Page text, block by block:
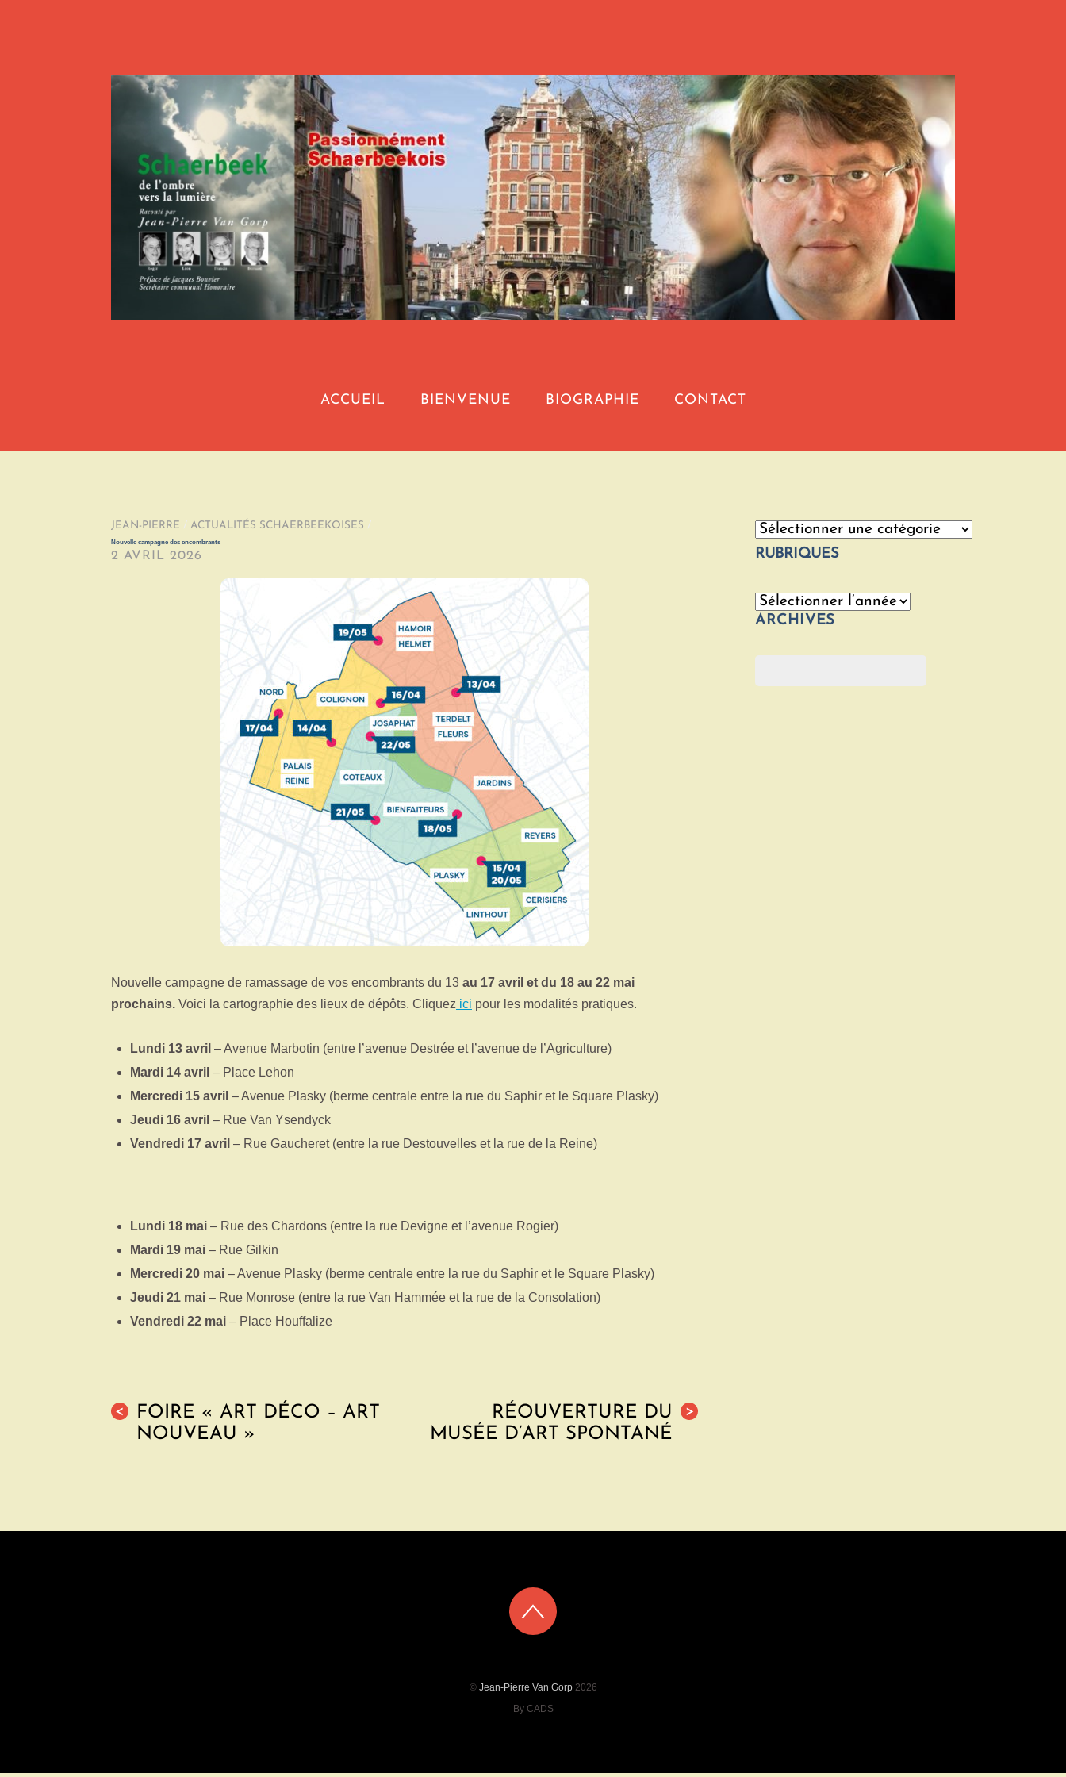
ACCUEIL BIENVENUE BIOGRAPHIE CONTACT
JEAN-PIERRE / ACTUALITÉS SCHAERBEEKOISES /
Nouvelle campagne des encombrants
2 AVRIL 2026
Nouvelle campagne de ramassage de vos encombrants du 13 au 17 avril et du 18 au 22 mai
prochains. Voici la cartographie des lieux de dépôts. Cliquez ici pour les modalités pratiques.
Lundi 13 avril – Avenue Marbotin (entre l’avenue Destrée et l’avenue de l’Agriculture)
Mardi 14 avril – Place Lehon
Mercredi 15 avril – Avenue Plasky (berme centrale entre la rue du Saphir et le Square Plasky)
Jeudi 16 avril – Rue Van Ysendyck
Vendredi 17 avril – Rue Gaucheret (entre la rue Destouvelles et la rue de la Reine)
Lundi 18 mai – Rue des Chardons (entre la rue Devigne et l’avenue Rogier)
Mardi 19 mai – Rue Gilkin
Mercredi 20 mai – Avenue Plasky (berme centrale entre la rue du Saphir et le Square Plasky)
Jeudi 21 mai – Rue Monrose (entre la rue Van Hammée et la rue de la Consolation)
Vendredi 22 mai – Place Houffalize
<
FOIRE « ART DÉCO – ART
NOUVEAU »
>
RÉOUVERTURE DU
MUSÉE D’ART SPONTANÉ
Catégories
RUBRIQUES
Archives
ARCHIVES
© Jean-Pierre Van Gorp2026
By CADS